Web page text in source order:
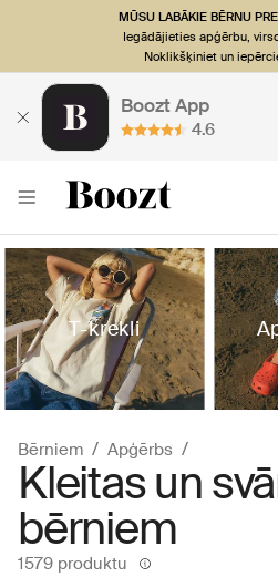
MŪSU LABĀKIE BĒRNU
Iegādājieties apģērbu,
Noklikšķiniet un
Boozt App
4.6
T-krekli
Bērniem Apģērbs
Kleitas un
bērniem
1579 produktu